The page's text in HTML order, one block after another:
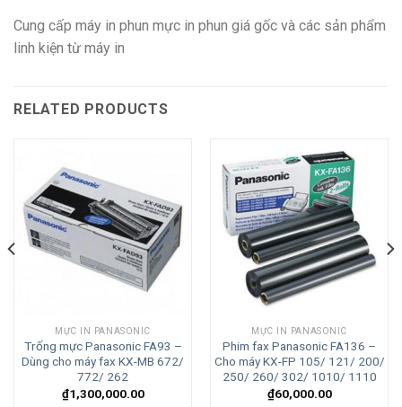
Cung cấp máy in phun mực in phun giá gốc và các sản phẩm
linh kiện từ máy in
RELATED PRODUCTS
MỰC IN PANASONIC
Trống mực Panasonic FA93 –
Dùng cho máy fax KX-MB 672/
772/ 262
₫1,300,000.00
MỰC IN PANASONIC
Phim fax Panasonic FA136 –
Cho máy KX-FP 105/ 121/ 200/
250/ 260/ 302/ 1010/ 1110
₫60,000.00